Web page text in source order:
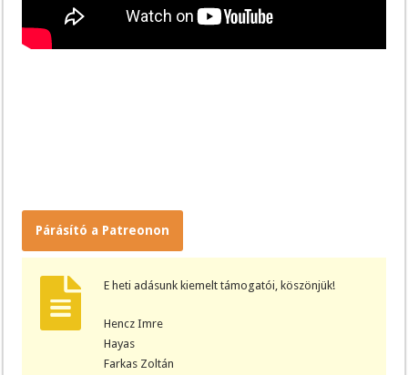
Párásító a Patreonon
E heti adásunk kiemelt támogatói, köszönjük!
Hencz Imre
Hayas
Farkas Zoltán